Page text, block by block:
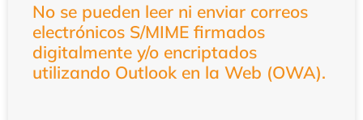
No se pueden leer ni enviar correos
electrónicos S/MIME firmados
digitalmente y/o encriptados
utilizando Outlook en la Web (OWA).